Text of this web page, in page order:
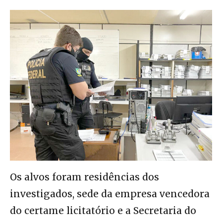
Os alvos foram residências dos
investigados, sede da empresa vencedora
do certame licitatório e a Secretaria do